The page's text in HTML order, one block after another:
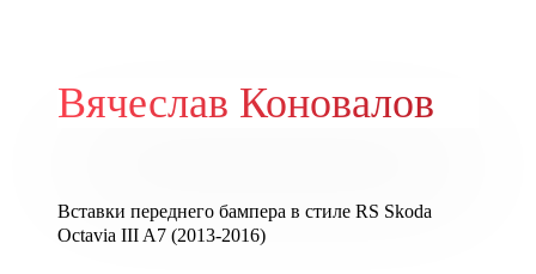
Вячеслав Коновалов
Вставки переднего бампера в стиле RS Skoda
Octavia III A7 (2013-2016)